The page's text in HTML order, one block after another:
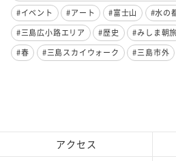
#イベント
#アート #富士山 #水の
#三島広小路エリア
#歴史 #みしま朝旅
#春
#三島スカイウォーク #三島市外
アクセス